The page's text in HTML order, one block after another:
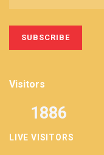
Visitors
LIVE VISITORS
1886